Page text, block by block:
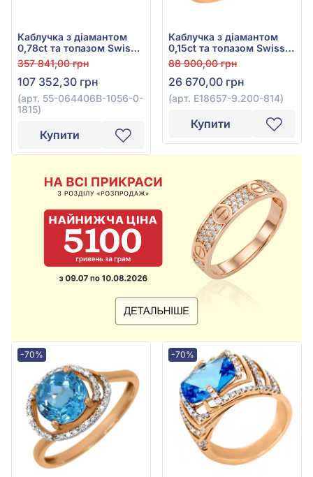
Каблучка з діамантом
0,78ct та топазом Swiss
Blue 6,41ct із білого
золота 750°, арт. 55-
064406B-1056-0-1815
357 841,00 грн
107 352,30 грн
(арт. 55-064406B-1056-0-
1815)
Купити
Каблучка з діамантом
0,15ct та топазом Swiss
Blue 2,77ct із червоного
золота 585°, арт. E18657-
9.200-814
88 900,00 грн
26 670,00 грн
(арт. E18657-9.200-814)
Купити
-70% -70%